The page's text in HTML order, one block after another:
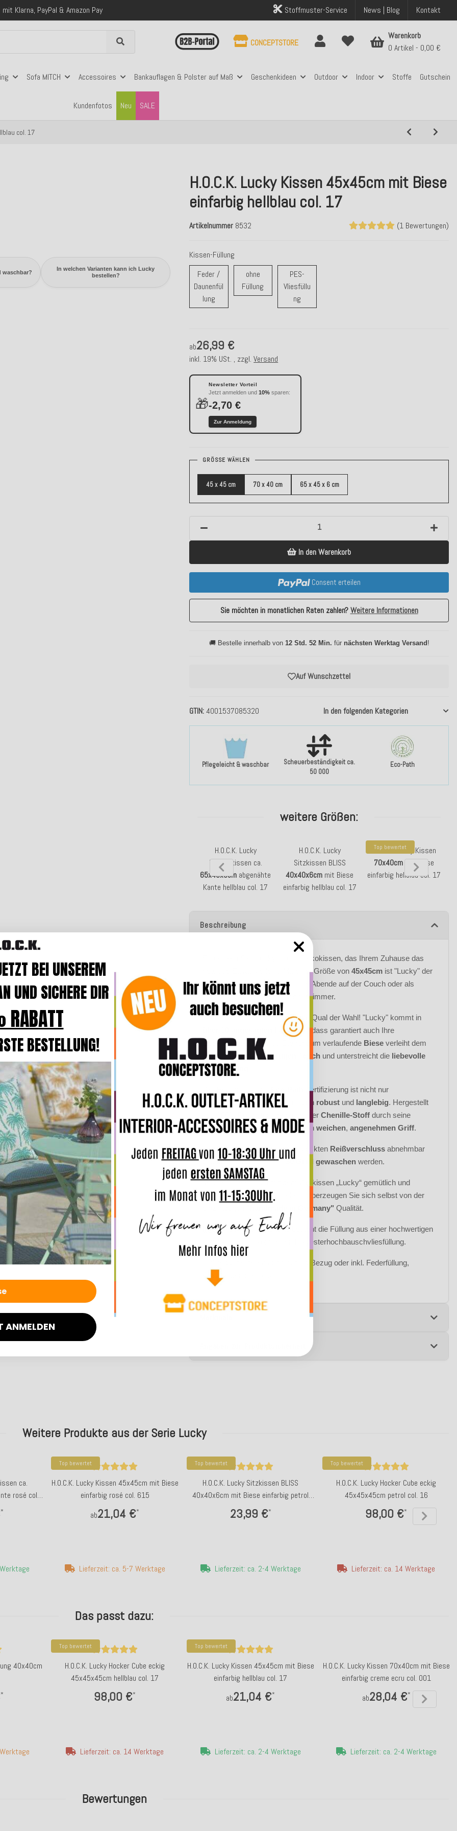
Klarna, PayPal & Amazon Pay
Deutschlands ab 99€ Bestellwert
Stoffmuster-Service News | Blog Kontakt
Sofa MITCH Accessoires Bankauflagen & Polster auf Maß Geschenkideen Outdoor Indoor Stoffe Gutschein
Kundenfotos SALE
Neu
CONCEPTSTORE
Warenkorb
0 Artikel
0,00 €
col. 17
waschbar?
In welchen Varianten kann ich Lucky
bestellen?
H.O.C.K. Lucky Kissen 45x45cm mit Biese
einfarbig hellblau col. 17
(1 Bewertungen)
Artikelnummer 8532
Pflegeleicht & waschbar
Scheuerbeständigkeit ca.
50 000
Eco-Path
GTIN 4001537085320 In den folgenden Kategorien
Kissen-Füllung
Feder /
Daunenfül
lungFeder / Daunenfüllung
ohne
Füllung ohne Füllung
PES-
Vliesfüllu
ngPES-Vliesfüllung
ab26,99 €
inkl. 19% USt. , zzgl.Versand
🎁
Newsletter Vorteil
Jetzt anmelden und10% sparen:
-2,70 €
Zur Anmeldung
Auf Wunschzettel
GRÖSSE WÄHLEN
45 x 45 cm 70 x 40 cm 65 x 45 x 6 cm
In den Warenkorb
Consent erteilen
Sie möchten in monatlichen Raten zahlen?Weitere Informationen
🚚 Bestelle innerhalb von 12 Std. 52 Min. für nächsten Werktag Versand !
weitere Größen:
H.O.C.K. Lucky
Rückenkissen ca.
65x45x6cm abgenähte
Kante hellblau col. 17
H.O.C.K. Lucky
Sitzkissen BLISS
40x40x6cm mit Biese
einfarbig hellblau col. 17
Top bewertet
H.O.C.K. Lucky Kissen
70x40cmmit Biese
einfarbig hellblau col. 17
Beschreibung
Entdecken Sie "Lucky" – das Dekokissen, das Ihrem Zuhause das
gewisse Etwas verleiht! Mit einer Größe von45x45cm ist "Lucky" der
perfekte Begleiter für gemütliche Abende auf der Couch oder als
stylisches Accessoire im Schlafzimmer.
Das Beste daran? Sie haben die Qual der Wahl! "Lucky" kommt in
über 10 angesagten Farben, sodass garantiert auch Ihre
Lieblingsfarbe dabei ist. Die rundum verlaufende Biese verleiht dem
Kissen einen
hochwertigen Touch und unterstreicht die liebevolle
Verarbeitung
Zertifizierung ist nicht nur
umweltfreundlich
, sondern auch robust und langlebig. Hergestellt
aus 100% Polyester, überzeugt derChenille-Stoff durch seine
leinenartige Strukturund seinenweichen,angenehmen Griff.
Der Bezug ist durch einen verdeckten Reißverschluss abnehmbar
und kann problemlos bei30 Grad gewaschen werden.
Machen Sie es sich mit dem Zierkissen „Lucky“ gemütlich und
bringen Sie Farbe in Ihr Leben. Überzeugen Sie sich selbst von der
"handmade in Germany" Qualität.
Info:In der Basic Variante besteht die Füllung aus einer hochwertigen
komfortablen silikonisierten Polyesterhochbauschvliesfüllung.
Online zu bestellen auch nur als Bezug oder inkl. Federfüllung,
entscheiden Sie selbst!
Bewertungen
Weitere Produkte aus der Serie Lucky
ca.
rosé col.
*
Top bewertet
H.O.C.K. Lucky Kissen 45x45cm mit Biese
einfarbig rosé col. 615
ab21,04 €*
Lieferzeit: ca. 5-7 Werktage
Top bewertet
H.O.C.K. Lucky Sitzkissen BLISS
40x40x6cm mit Biese einfarbig petrol
col. 16
23,99 €*
Lieferzeit: ca. 2-4 Werktage
Top bewertet
H.O.C.K. Lucky Hocker Cube eckig
45x45x45cm petrol col. 16
98,00 €*
Lieferzeit: ca. 14 Werktage
Das passt dazu:
40x40cm
*
Top bewertet
H.O.C.K. Lucky Hocker Cube eckig
45x45x45cm hellblau col. 17
98,00 €*
Lieferzeit: ca. 14 Werktage
Top bewertet
H.O.C.K. Lucky Kissen 45x45cm mit Biese
einfarbig hellblau col. 17
ab21,04 €*
Lieferzeit: ca. 2-4 Werktage
H.O.C.K. Lucky Kissen 70x40cm mit Biese
einfarbig creme ecru col. 001
ab28,04 €*
Lieferzeit: ca. 2-4 Werktage
BEI UNSEREM
UND SICHERE DIR
BESTELLUNG!
ANMELDEN